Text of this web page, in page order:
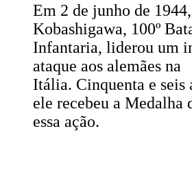
Em 2 de junho de
Kobashigawa, 100º
Infantaria, liderou um
ataque aos alemães na
Itália. Cinquenta e seis
ele recebeu a Medalha
essa ação.